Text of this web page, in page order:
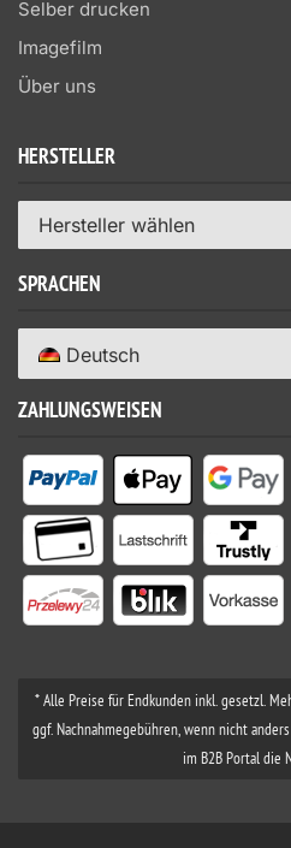
Selber drucken
Imagefilm
Über uns
HERSTELLER
Hersteller wählen
SPRACHEN
Deutsch
ZAHLUNGSWEISEN
* Alle Preise für Endkunden inkl. gesetzl.
ggf. Nachnahmegebühren, wenn nicht
im B2B Portal die